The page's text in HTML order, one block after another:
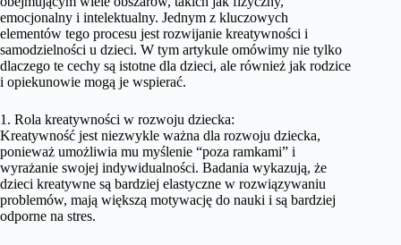
emocjonalny i intelektualny. Jednym z kluczowych
elementów tego procesu jest rozwijanie kreatywności i
samodzielności u dzieci. W tym artykule omówimy nie tylko
dlaczego te cechy są istotne dla dzieci, ale również jak rodzice
i opiekunowie mogą je wspierać.
1. Rola kreatywności w rozwoju dziecka:
Kreatywność jest niezwykle ważna dla rozwoju dziecka,
ponieważ umożliwia mu myślenie “poza ramkami” i
wyrażanie swojej indywidualności. Badania wykazują, że
dzieci kreatywne są bardziej elastyczne w rozwiązywaniu
problemów, mają większą motywację do nauki i są bardziej
odporne na stres.